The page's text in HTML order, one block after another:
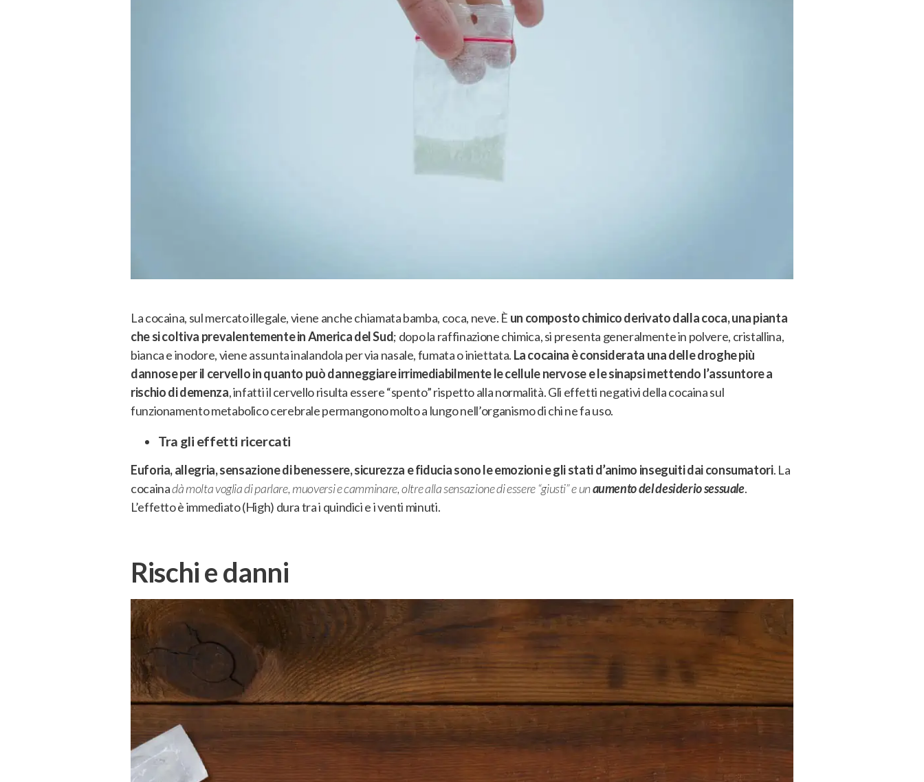
La cocaina, sul mercato illegale, viene anche chiamata bamba, coca, neve. È un composto chimico derivato dalla coca, una pianta
che si coltiva prevalentemente in America del Sud; dopo la raffinazione chimica,si presenta generalmente in polvere, cristallina,
bianca e inodore, viene assunta inalandola per via nasale, fumata o iniettata. La cocaina è considerata una delle droghe più
dannose per il cervello in quanto può danneggiare irrimediabilmente le cellule nervose e le sinapsi mettendo l’assuntore a
rischio di demenza, infatti il cervello risulta essere “spento” rispetto alla normalità.Gli effetti negativi della cocaina sul
funzionamento metabolico cerebrale permangono molto a lungo nell’organismo di chi ne fa uso.
Tra gli effetti ricercati
Euforia, allegria, sensazione di benessere, sicurezza e fiducia sono le emozioni e gli stati d’animo inseguiti dai consumatori. La
cocainadà molta voglia di parlare, muoversi e camminare, oltre alla sensazione di essere “giusti” e unaumento del desiderio sessuale.
L’effetto è immediato (High) dura tra i quindici e i venti minuti.
Rischi e danni